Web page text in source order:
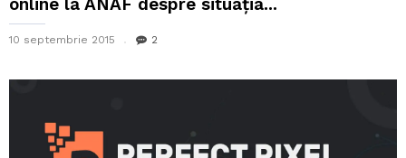
10 septembrie 2015 2